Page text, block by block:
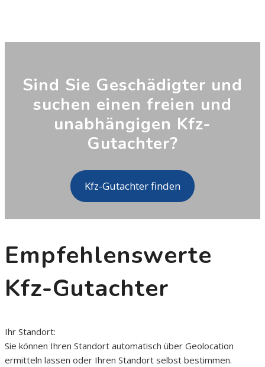
Sind Sie Geschädigter und
suchen einen freien und
unabhängigen Kfz-
Gutachter?
Kfz-Gutachter finden
Empfehlenswerte
Kfz-Gutachter
Ihr Standort:
Sie können Ihren Standort automatisch über Geolocation
ermitteln lassen oder Ihren Standort selbst bestimmen.